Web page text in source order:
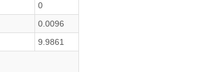
0
0.0096
9.9861